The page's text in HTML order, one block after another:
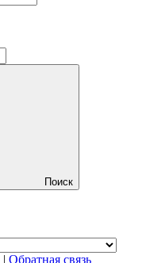
Поиск
| Обратная связь